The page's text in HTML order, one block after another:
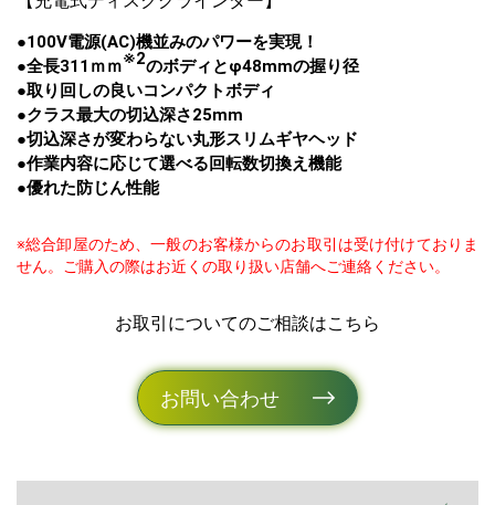
●100V電源(AC)機並みのパワーを実現！
●全長311ｍｍ※2のボディとφ48mmの握り径
●取り回しの良いコンパクトボディ
●クラス最大の切込深さ25mm
●切込深さが変わらない丸形スリムギヤヘッド
●作業内容に応じて選べる回転数切換え機能
●優れた防じん性能
※総合卸屋のため、一般のお客様からのお取引は受け付けておりま
せん。ご購入の際はお近くの取り扱い店舗へご連絡ください。
お取引についてのご相談はこちら
お問い合わせ